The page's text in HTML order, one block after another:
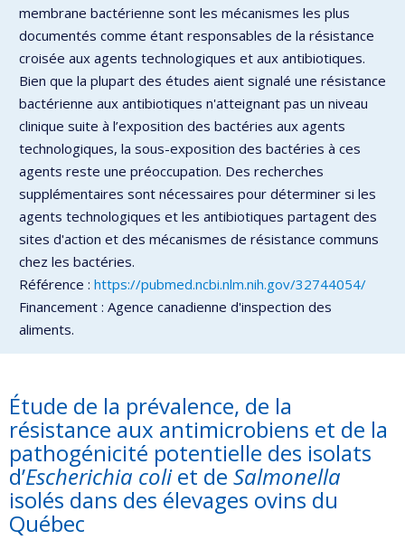
membrane bactérienne sont les mécanismes les plus
documentés comme étant responsables de la résistance
croisée aux agents technologiques et aux antibiotiques.
Bien que la plupart des études aient signalé une résistance
bactérienne aux antibiotiques n'atteignant pas un niveau
clinique suite à l’exposition des bactéries aux agents
technologiques, la sous-exposition des bactéries à ces
agents reste une préoccupation. Des recherches
supplémentaires sont nécessaires pour déterminer si les
agents technologiques et les antibiotiques partagent des
sites d'action et des mécanismes de résistance communs
chez les bactéries.
Référence : https://pubmed.ncbi.nlm.nih.gov/32744054/
Financement : Agence canadienne d'inspection des
aliments.
Étude de la prévalence, de la
résistance aux antimicrobiens et de la
pathogénicité potentielle des isolats
d’Escherichia coliet de Salmonella
isolés dans des élevages ovins du
Québec